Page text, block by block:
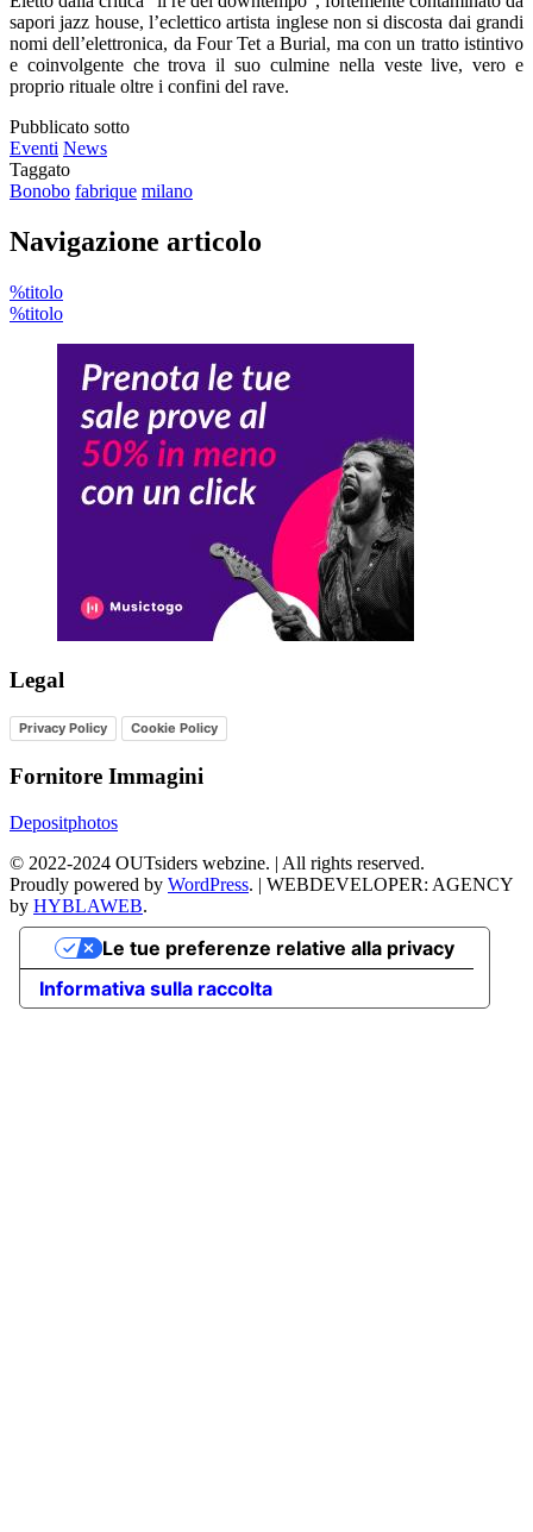
sapori jazz house, l’eclettico artista inglese non si discosta dai grandi
nomi dell’elettronica, da Four Tet a Burial, ma con un tratto istintivo
e coinvolgente che trova il suo culmine nella veste live, vero e
proprio rituale oltre i confini del rave.
Pubblicato sotto
Eventi News
Taggato
Bonobo fabrique milano
Navigazione articolo
%titolo
%titolo
Legal
Privacy Policy Cookie Policy
Fornitore Immagini
Depositphotos
© 2022-2024 OUTsiders webzine. | All rights reserved.
Proudly powered by WordPress. | WEBDEVELOPER: AGENCY
by HYBLAWEB.
Informativa sulla raccolta
Le tue preferenze relative alla privacy